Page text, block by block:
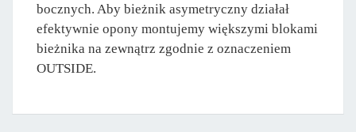
bocznych. Aby bieżnik asymetryczny działał
efektywnie opony montujemy większymi blokami
bieżnika na zewnątrz zgodnie z oznaczeniem
OUTSIDE.